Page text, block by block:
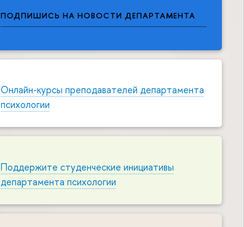
ПОДПИШИСЬ НА НОВОСТИ ДЕПАРТАМЕНТА
Онлайн-курсы преподавателей департамента
психологии
Поддержите студенческие инициативы
департамента психологии